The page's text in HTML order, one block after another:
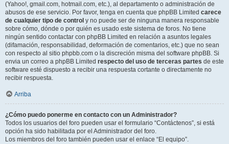
(Yahoo!, gmail.com, hotmail.com, etc.), al departamento o administración de
abusos de ese servicio. Por favor, tenga en cuenta que phpBB Limited carece
de cualquier tipo de control y no puede ser de ninguna manera responsable
sobre cómo, dónde o por quién es usado este sistema de foros. No tiene
ningún sentido contactar con phpBB Limited en relación a asuntos legales
(difamación, responsabilidad, deformación de comentarios, etc.) que no sean
con respecto al sitio phpbb.com o la discreción misma del software phpBB. Si
envia un correo a phpBB Limited respecto del uso de terceras partes de este
software esté dispuesto a recibir una respuesta cortante o directamente no
recibir respuesta.
Arriba
¿Cómo puedo ponerme en contacto con un Administrador?
Todos los usuarios del foro pueden usar el formulario “Contáctenos”, si está
opción ha sido habilitada por el Administrador del foro.
Los miembros del foro también pueden usar el enlace “El equipo”.